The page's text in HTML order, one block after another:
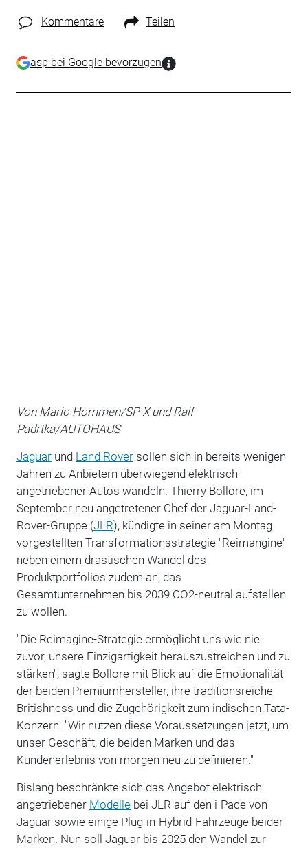
Kommentare Teilen
asp bei Google bevorzugen
Von Mario Hommen/SP-X und Ralf
Padrtka/AUTOHAUS
Jaguarund Land Roversollen sich in bereits wenigen
Jahren zu Anbietern überwiegend elektrisch
angetriebener Autos wandeln. Thierry Bollore, im
September neu angetretener Chef der Jaguar-Land-
Rover-Gruppe (JLR), kündigte in seiner am Montag
vorgestellten Transformationsstrategie "Reimangine"
neben einem drastischen Wandel des
Produktportfolios zudem an, das
Gesamtunternehmen bis 2039 CO2-neutral aufstellen
zu wollen.
"Die Reimagine-Strategie ermöglicht uns wie nie
zuvor, unsere Einzigartigkeit herauszustreichen und zu
stärken", sagte Bollore mit Blick auf die Emotionalität
der beiden Premiumhersteller, ihre traditionsreiche
Britishness und die Zugehörigkeit zum indischen Tata-
Konzern. "Wir nutzen diese Voraussetzungen jetzt, um
unser Geschäft, die beiden Marken und das
Kundenerlebnis von morgen neu zu definieren."
Bislang beschränkte sich das Angebot elektrisch
angetriebener Modellebei JLR auf den i-Pace von
Jaguar sowie einige Plug-in-Hybrid-Fahrzeuge beider
Marken. Nun soll Jaguar bis 2025 den Wandel zur